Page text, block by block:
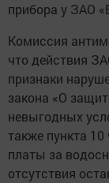
прибора у ЗАО
Комиссия
что действия
признаки
закона «О
невыгодных
также пункта
платы за
отсутствия